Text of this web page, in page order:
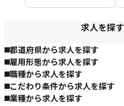
求人を探す
都道府県から求人を探す
雇用形態から求人を探す
職種から求人を探す
こだわり条件から求人を探す
業種から求人を探す